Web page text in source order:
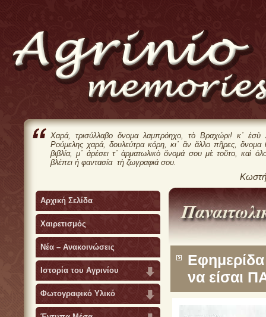
Χαρά, τρισύλλαβο ὄνομα λαμπρόηχο, τὸ Βραχώρι! κ᾿ ἐσὺ
Ρούμελης χαρά, δουλεύτρα κόρη, κι᾿ ἂν ἄλλο πῆρες, ὄνομα
βιβλία, μ᾿ ἀρέσει τ᾿ ἀρματωλικὸ ὄνομά σου μὲ τοῦτο, καὶ
βλέπει ἡ φαντασία τὴ ζωγραφιά σου.
Αρχική Σελίδα
Χαιρετισμός
Νέα – Ανακοινώσεις
Ιστορία του Αγρινίου
Φωτογραφικό Υλικό
να είσαι